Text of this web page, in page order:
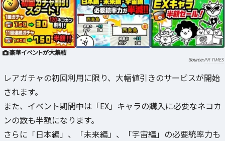
豪華イベントが大集結
PR TIMES
レアガチャの初回利用に限り、大幅値引きのサービスが開始
されます。
また、イベント期間中は「EX」キャラの購入に必要なネコカ
ンの数も半額になります。
さらに「日本編」、「未来編」、「宇宙編」の必要統率力も